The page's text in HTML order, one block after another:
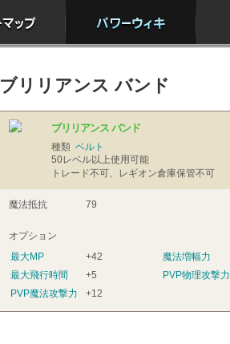
ブリリアンス バンド
ブリリアンス バンド
種類 ベルト
50レベル以上使用可能
トレード不可、レギオン倉庫保管不可
魔法抵抗 79
オプション
最大MP
+42 魔法増幅力
最大飛行時間
+5 PVP物理攻撃力
PVP魔法攻撃力
+12